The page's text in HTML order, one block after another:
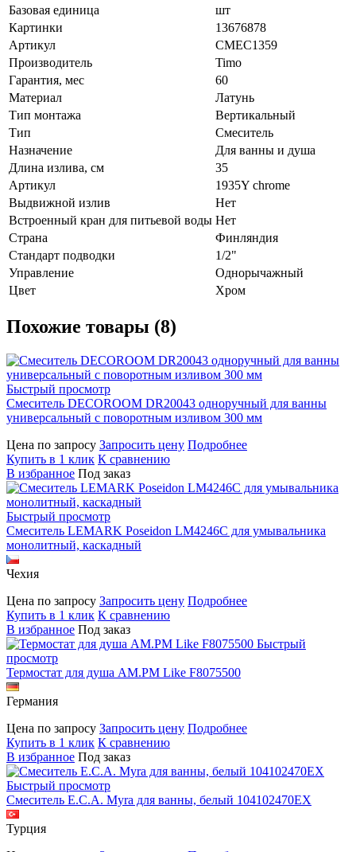
Базовая единица
шт
Картинки
13676878
Артикул
СМЕС1359
Производитель
Timo
Гарантия, мес
60
Материал
Латунь
Тип монтажа
Вертикальный
Тип
Смеситель
Назначение
Для ванны и душа
Длина излива, см
35
Артикул
1935Y chrome
Выдвижной излив
Нет
Встроенный кран для питьевой воды Нет
Страна
Финляндия
Стандарт подводки
1/2"
Управление
Однорычажный
Цвет
Хром
Похожие товары (8)
Быстрый просмотр
Смеситель DECOROOM DR20043 одноручный для ванны
универсальный с поворотным изливом 300 мм
Цена по запросу Запросить цену Подробнее
Купить в 1 клик К сравнению
В избранное Под заказ
Быстрый просмотр
Смеситель LEMARK Poseidon LM4246C для умывальника
монолитный, каскадный
Чехия
Цена по запросу Запросить цену Подробнее
Купить в 1 клик К сравнению
В избранное Под заказ
Быстрый
просмотр
Термостат для душа AM.PM Like F8075500
Германия
Цена по запросу Запросить цену Подробнее
Купить в 1 клик К сравнению
В избранное Под заказ
Быстрый просмотр
Смеситель E.C.A. Myra для ванны, белый 104102470EX
Турция